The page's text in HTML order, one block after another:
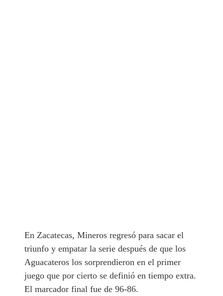
En Zacatecas, Mineros regresó para sacar el
triunfo y empatar la serie después de que los
Aguacateros los sorprendieron en el primer
juego que por cierto se definió en tiempo extra.
El marcador final fue de 96-86.